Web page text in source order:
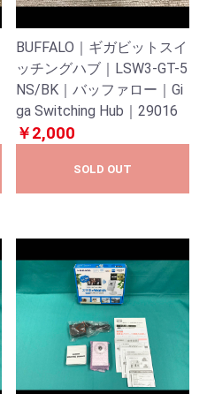
BUFFALO｜ギガビットスイ
ッチングハブ｜LSW3-GT-5
NS/BK｜バッファロー｜Gi
ga Switching Hub｜29016
￥2,000
SOLD OUT